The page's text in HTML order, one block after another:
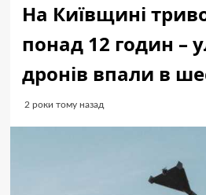
На Київщині
понад 12 годин –
дронів впали в
2 роки тому назад